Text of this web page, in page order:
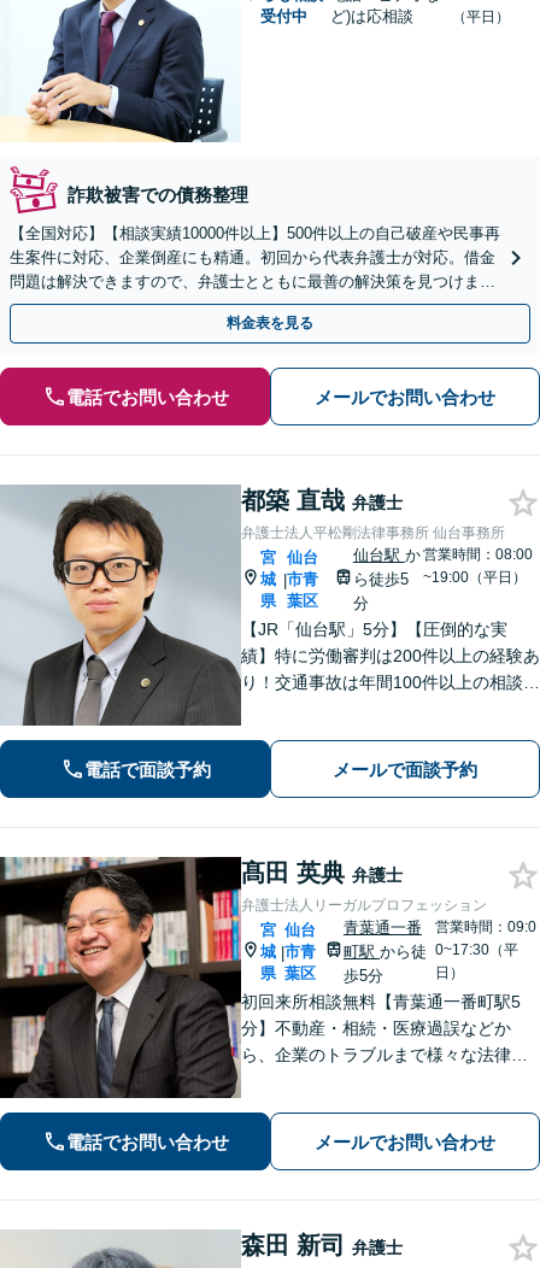
受付中
ど)は応相談
（平日）
詐欺被害での債務整理
【全国対応】【相談実績10000件以上】500件以上の自己破産や民事再
生案件に対応、企業倒産にも精通。初回から代表弁護士が対応。借金
問題は解決できますので、弁護士とともに最善の解決策を見つけまし
ょう【初回相談無料】【法テラス利用可】
料金表を見る
電話でお問い合わせ メールでお問い合わせ
都築 直哉 弁護士
弁護士法人平松剛法律事務所 仙台事務所
宮
城
県
|
仙台
市青
葉区
仙台駅 か
ら徒歩5
分
営業時間：08:00
~19:00（平日）
【JR「仙台駅」5分】【圧倒的な実
績】特に労働審判は200件以上の経験あ
り！交通事故は年間100件以上の相談対
士資格あり】【中小企業診断士資格あ
り】【東北大学法学研究科助教も経
電話で面談予約 メールで面談予約
髙田 英典 弁護士
弁護士法人リーガルプロフェッション
宮
城
県
|
仙台
市青
葉区
青葉通一番
町駅 から徒
歩5分
営業時間：09:0
0~17:30（平
日）
初回来所相談無料【青葉通一番町駅5
分】不動産・相続・医療過誤などか
ら、企業のトラブルまで様々な法律問
くことを最も重視しています。お困り
の方はご相談ください。9名の弁護士が
電話でお問い合わせ メールでお問い合わせ
森田 新司 弁護士